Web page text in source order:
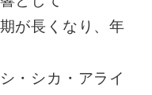
が長くなり、年
・シカ・アライ